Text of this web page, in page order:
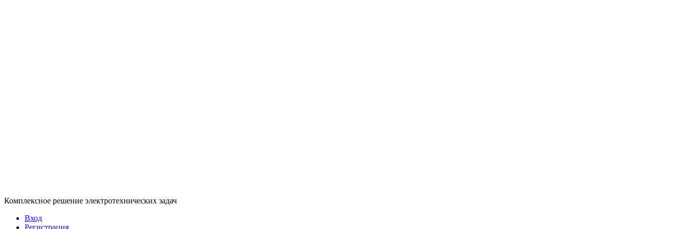
Комплексное решение электротехнических задач
Вход
Регистрация